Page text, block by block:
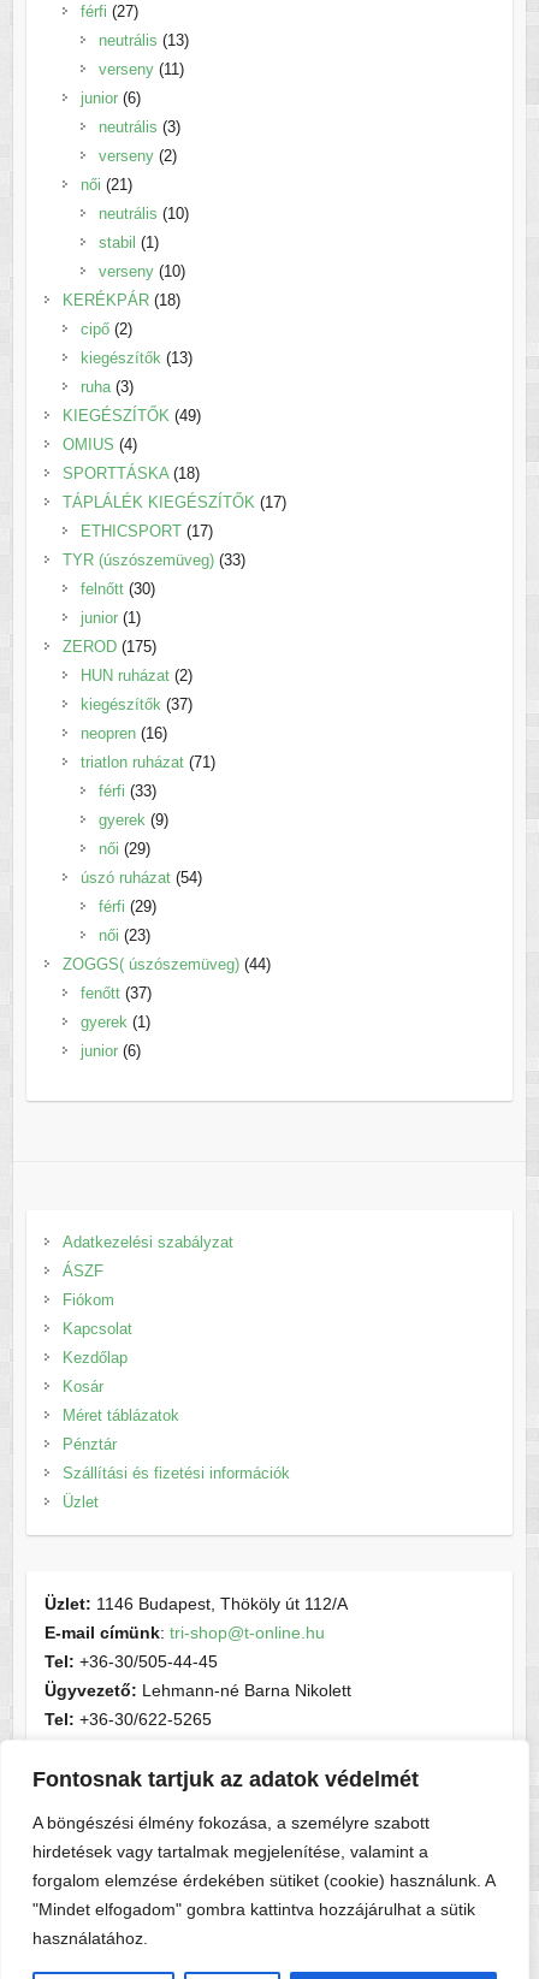
Fontosnak tartjuk az adatok védelmét
A böngészési élmény fokozása, a személyre szabott
hirdetések vagy tartalmak megjelenítése, valamint a
forgalom elemzése érdekében sütiket (cookie) használunk. A
"Mindet elfogadom" gombra kattintva hozzájárulhat a sütik
használatához.
férfi 2727
termék
neutrális 1313
termék
verseny 1111
junior 66
termék
neutrális 33
termék
verseny 22
női 2121
termék
neutrális 1010
stabil 11
termék
verseny 1010
termék
KERÉKPÁR 1818
cipő 22
termék
kiegészítők 1313
ruha 33
termék
KIEGÉSZÍTŐK 4949
OMIUS 44
termék
SPORTTÁSKA 1818
termék
TÁPLÁLÉK KIEGÉSZÍTŐK 1717
ETHICSPORT 1717
termék
TYR (úszószemüveg) 3333
felnőtt 3030
junior 11
termék
ZEROD 175175
termék
HUN ruházat 22
termék
kiegészítők 3737
neopren 1616
termék
triatlon ruházat 7171
férfi 3333
termék
gyerek 99
női 2929
termék
úszó ruházat 5454
férfi 2929
termék
női 2323
termék
ZOGGS( úszószemüveg) 4444
fenőtt 3737
termék
gyerek 11
junior 66
Adatkezelési szabályzat
ÁSZF
Fiókom
Kapcsolat
Kezdőlap
Kosár
Méret táblázatok
Pénztár
Szállítási és fizetési információk
Üzlet
Üzlet: 1146 Budapest, Thököly út 112/A
E-mail címünk: tri-shop@t-online.hu
Tel: +36-30/505-44-45
Ügyvezető: Lehmann-né Barna Nikolett
Tel: +36-30/622-5265
Cégjegyzékszám:cg05-06-015156